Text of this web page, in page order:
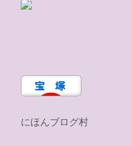
にほんブログ村